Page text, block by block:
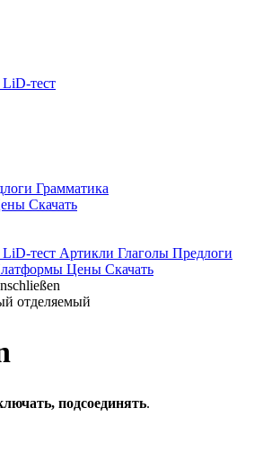
LiD-тест
Грамматика
Скачать
LiD-тест Артикли Глаголы Предлоги
Цены Скачать
отделяемый
подсоединять.